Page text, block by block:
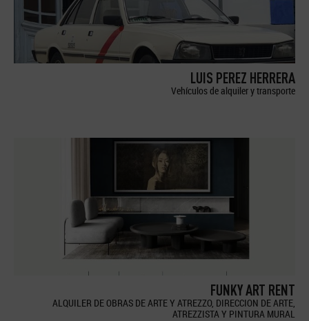
LUIS PEREZ HERRERA
Vehículos de alquiler y transporte
FUNKY ART RENT
ALQUILER DE OBRAS DE ARTE Y ATREZZO, DIRECCION DE ARTE,
ATREZZISTA Y PINTURA MURAL